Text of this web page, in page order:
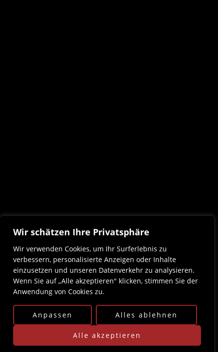
Wir schätzen Ihre Privatsphäre
Wir verwenden Cookies, um Ihr Surferlebnis zu
verbessern, personalisierte Anzeigen oder Inhalte
einzusetzen und unseren Datenverkehr zu analysieren.
Wenn Sie auf „Alle akzeptieren" klicken, stimmen Sie der
Anwendung von Cookies zu.
Anpassen Alles ablehnen
Alle akzeptieren